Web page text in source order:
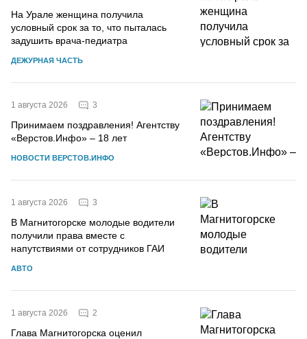
На Урале женщина получила
условный срок за то, что пыталась
задушить врача-педиатра
ДЕЖУРНАЯ ЧАСТЬ
1 августа 2026 3
Принимаем поздравления! Агентству
«Верстов.Инфо» – 18 лет
НОВОСТИ ВЕРСТОВ.ИНФО
1 августа 2026 3
В Магнитогорске молодые водители
получили права вместе с
напутствиями от сотрудников ГАИ
АВТО
1 августа 2026 2
Глава Магнитогорска оценил